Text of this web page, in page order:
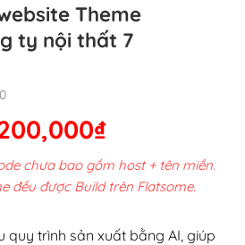
Theme
ty nội thất 7
gốc
2,800,000₫.
₫Giá
hiện
tại
200,000₫.
chưa bao gồm host + tên miền.
đều được Build trên Flatsome.
quy trình sản xuất bằng AI, giúp